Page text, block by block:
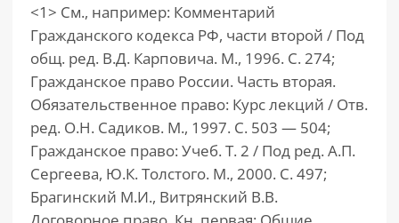
<1> См., например: Комментарий
Гражданского кодекса РФ, части второй / Под
общ. ред. В.Д. Карповича. М., 1996. С. 274;
Гражданское право России. Часть вторая.
Обязательственное право: Курс лекций / Отв.
ред. О.Н. Садиков. М., 1997. С. 503 — 504;
Гражданское право: Учеб. Т. 2 / Под ред. А.П.
Сергеева, Ю.К. Толстого. М., 2000. С. 497;
Брагинский М.И., Витрянский В.В.